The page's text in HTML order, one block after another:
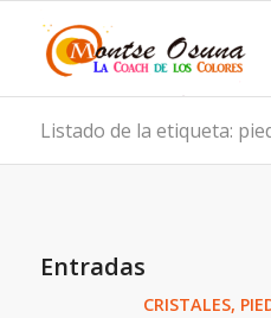
Listado de la etiqueta:
Entradas
CRISTALES,